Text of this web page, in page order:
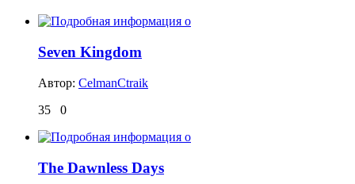
Seven Kingdom
Автор: CelmanCtraik
35
0
The Dawnless Days